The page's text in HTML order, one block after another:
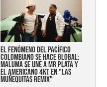
EL FENÓMENO DEL PACÍFICO
COLOMBIANO SE HACE GLOBAL:
MALUMA SE UNE A MR PLATA Y
EL AMERICANO 4KT EN "LAS
MUÑEQUITAS REMIX"